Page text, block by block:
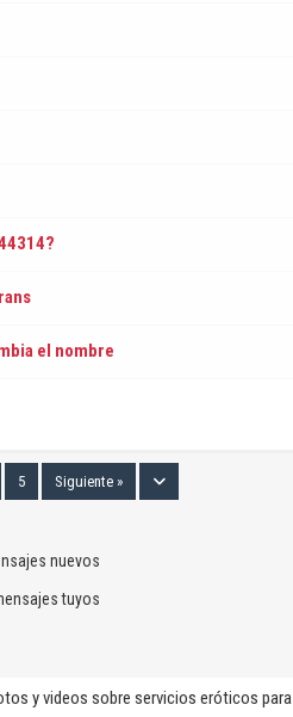
el nombre
5 Siguiente »
nuevos
tuyos
y videos sobre servicios eróticos